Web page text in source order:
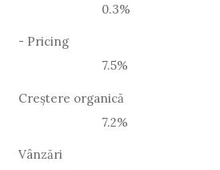
0.3%
- Pricing
7.5%
Creștere organică
7.2%
Vânzări